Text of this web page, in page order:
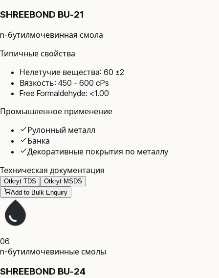
SHREEBOND BU-21
n-бутилмочевинная смола
Типичные свойства
Нелетучие вещества: 60 ±2
Вязкость: 450 - 600 cPs
Free Formaldehyde: <1.00
Промышленное применение
Рулонный металл
Банка
Декоративные покрытия по металлу
Техническая документация
Otkryt TDS
Otkryt MSDS
Add to Bulk Enquiry
06
n-бутилмочевинные смолы
SHREEBOND BU-24